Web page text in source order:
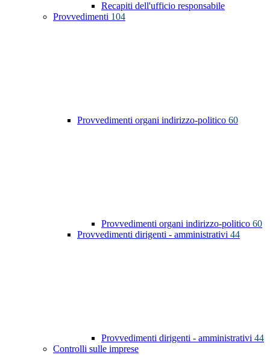
Recapiti dell'ufficio responsabile
Provvedimenti 104
Provvedimenti organi indirizzo-politico 60
Provvedimenti organi indirizzo-politico 60
Provvedimenti dirigenti - amministrativi 44
Provvedimenti dirigenti - amministrativi 44
Controlli sulle imprese